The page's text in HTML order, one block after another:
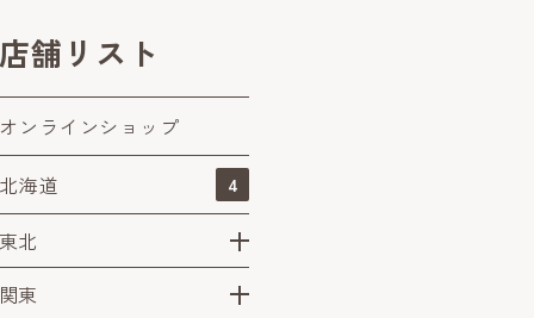
店舗リスト
オンラインショップ
北海道 4
東北
関東